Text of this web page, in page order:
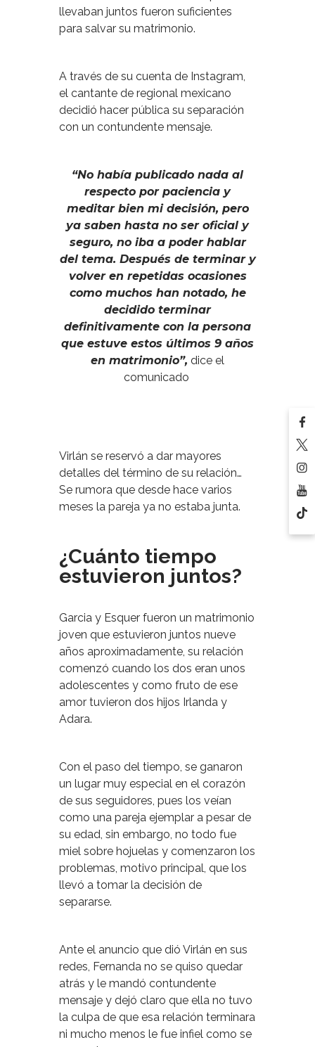
llevaban juntos fueron suficientes
para salvar su matrimonio.
A través de su cuenta de Instagram,
el cantante de regional mexicano
decidió hacer pública su separación
con un contundente mensaje.
“No había publicado nada al
respecto por paciencia y
meditar bien mi decisión, pero
ya saben hasta no ser oficial y
seguro, no iba a poder hablar
del tema. Después de terminar y
volver en repetidas ocasiones
como muchos han notado, he
decidido terminar
definitivamente con la persona
que estuve estos últimos 9 años
en matrimonio”, dice el
comunicado
Virlán se reservó a dar mayores
detalles del término de su relación…
Se rumora que desde hace varios
meses la pareja ya no estaba junta.
¿Cuánto tiempo
estuvieron juntos?
Garcia y Esquer fueron un matrimonio
joven que estuvieron juntos nueve
años aproximadamente, su relación
comenzó cuando los dos eran unos
adolescentes y como fruto de ese
amor tuvieron dos hijos Irlanda y
Adara.
Con el paso del tiempo, se ganaron
un lugar muy especial en el corazón
de sus seguidores, pues los veían
como una pareja ejemplar a pesar de
su edad, sin embargo, no todo fue
miel sobre hojuelas y comenzaron los
problemas, motivo principal, que los
llevó a tomar la decisión de
separarse.
Ante el anuncio que dió Virlán en sus
redes, Fernanda no se quiso quedar
atrás y le mandó contundente
mensaje y dejó claro que ella no tuvo
la culpa de que esa relación terminara
ni mucho menos le fue infiel como se